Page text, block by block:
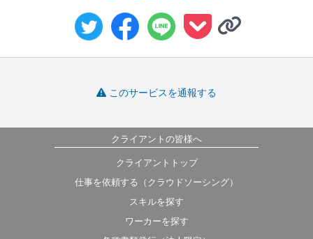
このサービスを通報する
クライアントの皆様へ
クライアントトップ
仕事を依頼する（クラウドソーシング）
スキルを探す
ワーカーを探す